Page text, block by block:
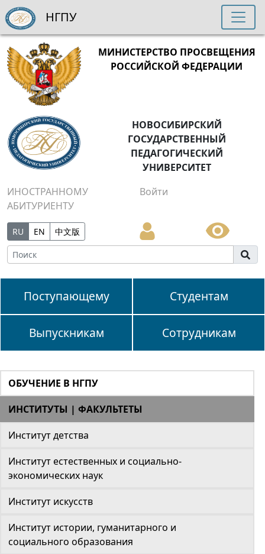
МИНИСТЕРСТВО ПРОСВЕЩЕНИЯ
РОССИЙСКОЙ ФЕДЕРАЦИИ
НОВОСИБИРСКИЙ
ГОСУДАРСТВЕННЫЙ
ПЕДАГОГИЧЕСКИЙ
УНИВЕРСИТЕТ
ИНОСТРАННОМУ
АБИТУРИЕНТУ
Войти
RU EN 中文版
Поступающему Студентам
Выпускникам Сотрудникам
НГПУ
ОБУЧЕНИЕ В НГПУ
ИНСТИТУТЫ | ФАКУЛЬТЕТЫ
Институт детства
Институт естественных и социально-
экономических наук
Институт искусств
Институт истории, гуманитарного и
социального образования